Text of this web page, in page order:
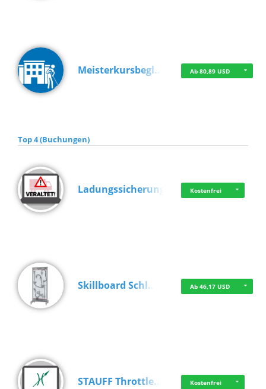
Meisterkursbegl… Ab 80,89 USD
Top 4 (Buchungen)
Ladungssicherung Kostenfrei
Skillboard Schl… Ab 46,17 USD
STAUFF Throttle… Kostenfrei